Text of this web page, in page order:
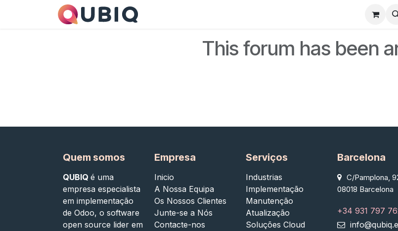
Pular para o conteúdo
Casos
This forum has been
Serviços
Industrias
Implementação
Manutenção
Atualização
Soluções Cloud
Barcelona
C/Pamplona,
08018 Barcelona
+34 931 797
Empresa
Inicio
A Nossa Equipa
Os Nossos Clientes
Junte-se a Nós
Contacte-nos
Quem somos
QUBIQ é uma
empresa especialista
em implementação
de Odoo, o software
open source lider em